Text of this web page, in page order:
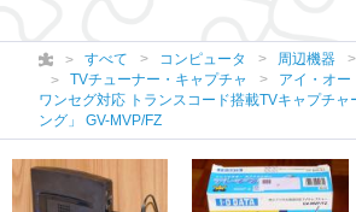
すべて コンピュータ 周辺機器
TVチューナー・キャプチャ
アイ・オー
ワンセグ対応 トランスコード搭載TVキャプチャ
ング」 GV-MVP/FZ